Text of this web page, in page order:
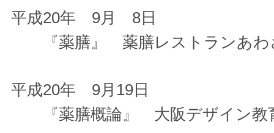
平成20年 9月 8日
『薬膳』 薬膳レストランあわ
平成20年 9月19日
『薬膳概論』 大阪デザイン教